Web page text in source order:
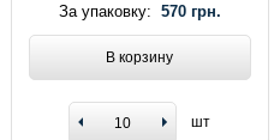
За упаковку: 570 грн.
В корзину
шт